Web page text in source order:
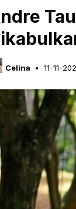
Celina 11-11-